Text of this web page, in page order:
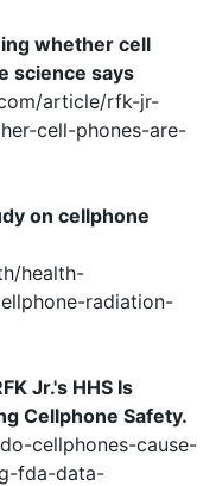
whether cell
science says
article/rfk-jr-
cell-phones-are-
on cellphone
health-
radiation-
Jr.'s HHS Is
Cellphone Safety.
cellphones-cause-
fda-data-